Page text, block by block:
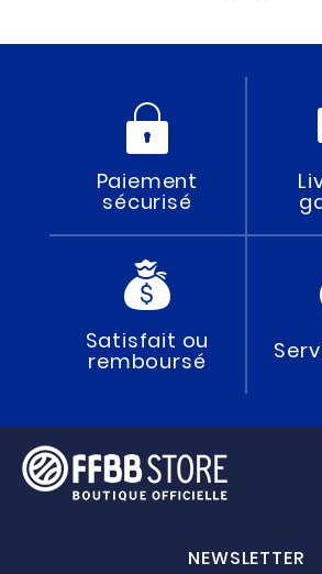
Paiement
sécurisé
Satisfait ou
remboursé
NEWSLETTER